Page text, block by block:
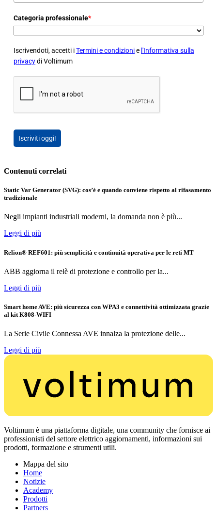
Categoria professionale*
Iscrivendoti, accetti iTermini e condizionie l'Informativa sulla
privacydi Voltimum
Iscriviti oggi!
Contenuti correlati
Static Var Generator (SVG): cos’è e quando conviene rispetto al rifasamento
tradizionale
Negli impianti industriali moderni, la domanda non è più...
Leggi di più
Relion® REF601: più semplicità e continuità operativa per le reti MT
ABB aggiorna il relè di protezione e controllo per la...
Leggi di più
Smart home AVE: più sicurezza con WPA3 e connettività ottimizzata grazie
al kit K808-WIFI
La Serie Civile Connessa AVE innalza la protezione delle...
Leggi di più
Voltimum è una piattaforma digitale, una community che fornisce ai
professionisti del settore elettrico aggiornamenti, informazioni sui
prodotti, formazione e strumenti utili.
Mappa del sito
Home
Notizie
Academy
Prodotti
Partners